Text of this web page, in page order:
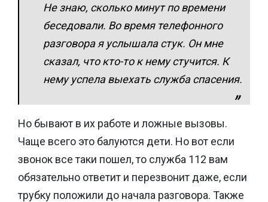
Не знаю, сколько минут по времени
беседовали. Во время телефонного
разговора я услышала стук. Он мне
сказал, что кто-то к нему стучится. К
нему успела выехать служба спасения.
Но бывают в их работе и ложные вызовы.
Чаще всего это балуются дети. Но вот если
звонок все таки пошел, то служба 112 вам
обязательно ответит и перезвонит даже, если
трубку положили до начала разговора. Также